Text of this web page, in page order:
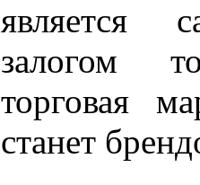
является
залогом
торговая
станет